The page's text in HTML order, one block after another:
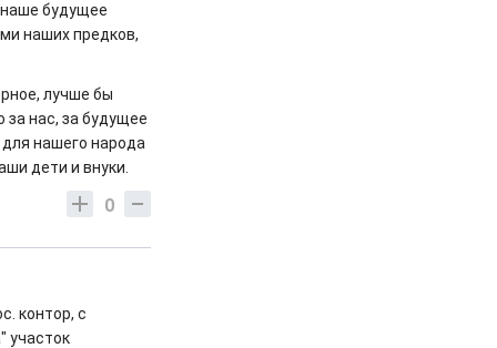
будущее
наших предков,
лучше бы
нас, за будущее
нашего народа
дети и внуки.
0
контор, с
участок